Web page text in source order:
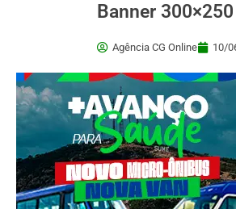
Banner
Agência CG Online 10/